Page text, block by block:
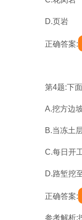
D.页岩
正确答案:
第4题:下
A.挖方边
B.当冻土
C.每日开
D.路堑挖
正确答案:
参考解析: